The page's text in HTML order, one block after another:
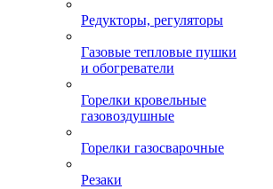
Редукторы, регуляторы
Газовые тепловые пушки
и обогреватели
Горелки кровельные
газовоздушные
Горелки газосварочные
Резаки